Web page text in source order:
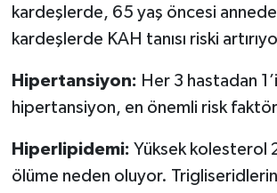
kardeşlerde, 65 yaş öncesi
kardeşlerde KAH tanısı riski
Hipertansiyon: Her 3 hastadan
hipertansiyon, en önemli risk
Hiperlipidemi: Yüksek kolesterol
ölüme neden oluyor.